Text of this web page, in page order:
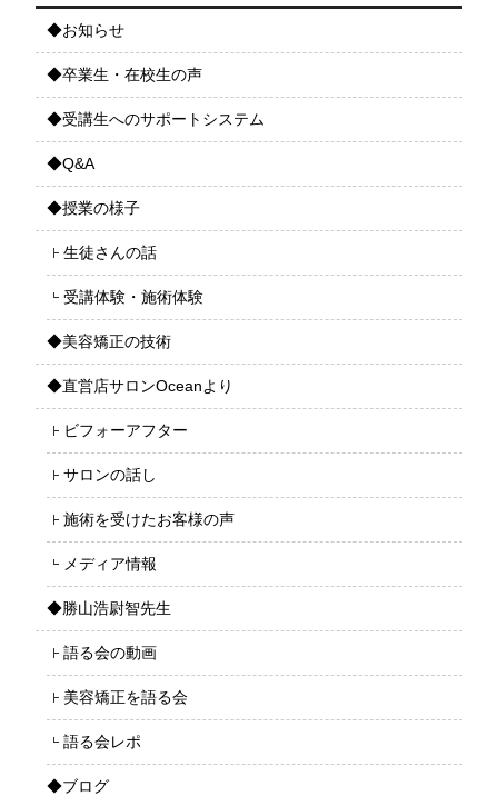
◆お知らせ
◆卒業生・在校生の声
◆受講生へのサポートシステム
◆Q&A
◆授業の様子
生徒さんの話
受講体験・施術体験
◆美容矯正の技術
◆直営店サロンOceanより
ビフォーアフター
サロンの話し
施術を受けたお客様の声
メディア情報
◆勝山浩尉智先生
語る会の動画
美容矯正を語る会
語る会レポ
◆ブログ